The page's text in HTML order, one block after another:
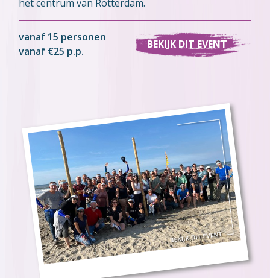
het centrum van Rotterdam.
vanaf 15 personen
vanaf €25 p.p.
BEKIJK DIT EVENT